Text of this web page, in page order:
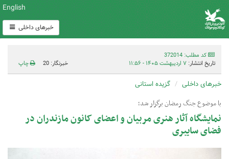
English
خبرهای داخلی
کد مطلب: 372014
تاریخ انتشار: ۷ اردیبهشت ۱۴۰۵ - ۱۱:۵۶ خبرنگار: 20 چاپ
خبرهای داخلی گزیده استانی
با موضوع جنگ رمضان برگزار شد؛
نمایشگاه آثار هنری مربیان و اعضای کانون مازندران در
فضای سایبری